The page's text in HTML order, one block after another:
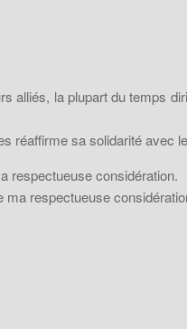
alliés, la plupart du temps
réaffirme sa solidarité
respectueuse considération.
respectueuse